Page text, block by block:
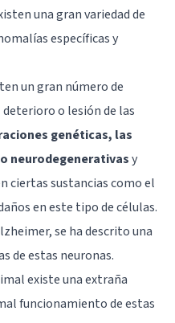
una gran variedad de
específicas y
un gran número de
deterioro o lesión de las
genéticas, las
neurodegenerativasy
ciertas sustancias como el
en este tipo de células.
, se ha descrito una
de estas neuronas.
existe una extraña
funcionamiento de estas